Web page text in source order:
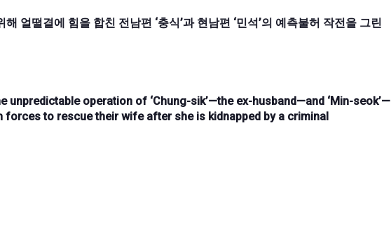
얼떨결에 힘을 합친 전남편 ‘충식’과 현남편 ‘민석’의 예측불허 작전을 그린
operation of ‘Chung-sik’—the ex-husband—and ‘Min-seok’—
to rescue their wife after she is kidnapped by a criminal